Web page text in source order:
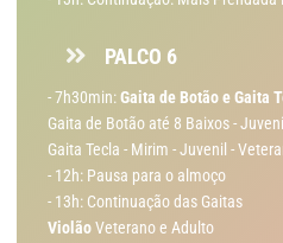
PALCO 6
- 7h30min:Gaita de Botão e Gaita
Gaita de Botão até 8 Baixos - Juvenil
Gaita Tecla - Mirim - Juvenil -
- 12h: Pausa para o almoço
- 13h: Continuação das Gaitas
ViolãoVeterano e Adulto